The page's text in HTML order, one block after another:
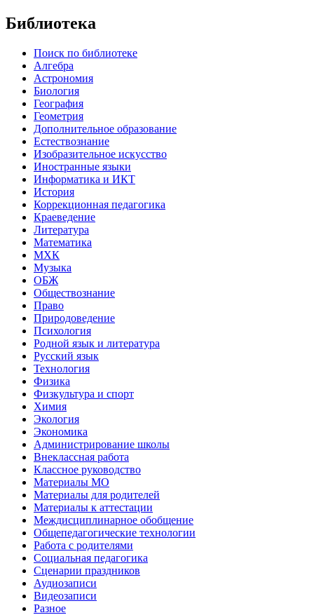
Библиотека
Поиск по библиотеке
Алгебра
Астрономия
Биология
География
Геометрия
Дополнительное образование
Естествознание
Изобразительное искусство
Иностранные языки
Информатика и ИКТ
История
Коррекционная педагогика
Краеведение
Литература
Математика
МХК
Музыка
ОБЖ
Обществознание
Право
Природоведение
Психология
Родной язык и литература
Русский язык
Технология
Физика
Физкультура и спорт
Химия
Экология
Экономика
Администрирование школы
Внеклассная работа
Классное руководство
Материалы МО
Материалы для родителей
Материалы к аттестации
Междисциплинарное обобщение
Общепедагогические технологии
Работа с родителями
Социальная педагогика
Сценарии праздников
Аудиозаписи
Видеозаписи
Разное